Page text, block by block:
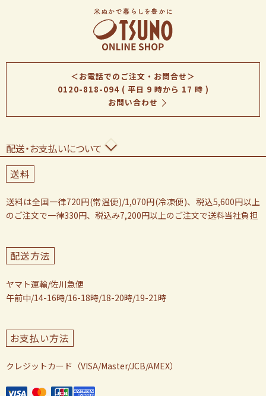
＜お電話でのご注文・お問合せ＞
0120-818-094( 平日 9 時から 17 時 )
お問い合わせ
配送・お支払いについて
送料
送料は全国一律720円(常温便)/1,070円(冷凍便)、税込5,600円以上
のご注文で一律330円、税込み7,200円以上のご注文で送料当社負担
配送方法
ヤマト運輸/佐川急便
午前中/14-16時/16-18時/18-20時/19-21時
お支払い方法
クレジットカード（VISA/Master/JCB/AMEX）